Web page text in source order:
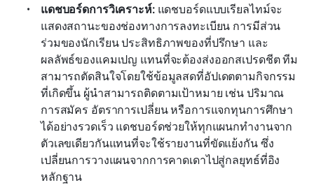
แดชบอร์ดการวิเคราะห์: แดชบอร์ดแบบเรียลไทม์จะ
แสดงสถานะของช่องทางการลงทะเบียน การมีส่วน
ร่วมของนักเรียน ประสิทธิภาพของที่ปรึกษา และ
ผลลัพธ์ของแคมเปญ แทนที่จะต้องส่งออกสเปรดชีต ทีม
สามารถตัดสินใจโดยใช้ข้อมูลสดที่อัปเดตตามกิจกรรม
ที่เกิดขึ้น ผู้นำสามารถติดตามเป้าหมาย เช่น ปริมาณ
การสมัคร อัตราการเปลี่ยน หรือการแจกทุนการศึกษา
ได้อย่างรวดเร็ว แดชบอร์ดช่วยให้ทุกแผนกทำงานจาก
ตัวเลขเดียวกันแทนที่จะใช้รายงานที่ขัดแย้งกัน ซึ่ง
เปลี่ยนการวางแผนจากการคาดเดาไปสู่กลยุทธ์ที่อิง
หลักฐาน